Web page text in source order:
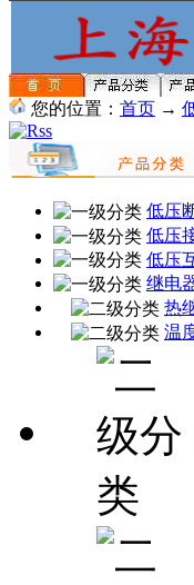
您的位置： 首页 →
低压
低压
低压
继电
热
温